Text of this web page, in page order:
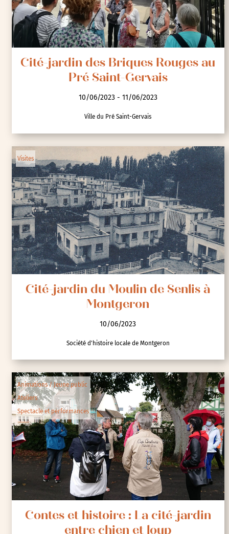
Cité-jardin des Briques Rouges au
Pré Saint-Gervais
10/06/2023 - 11/06/2023
Ville du Pré Saint-Gervais
Visites
Cité-jardin du Moulin de Senlis à
Montgeron
10/06/2023
Société d'histoire locale de Montgeron
Animations / Jeune public
Ateliers
Spectacle et performances
Contes et histoire : La cité-jardin
entre chien et loup